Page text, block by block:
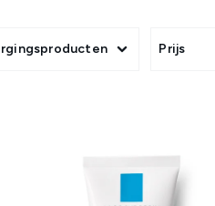
for oily skin, die diep reinigt
Speciaal ontwikkeld
met
voor zachte, gehydrateerde
balsems: Deze balsems zitten
Prijs